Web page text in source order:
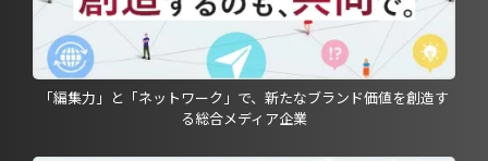
「編集力」と「ネットワーク」で、新たなブランド価値を創造す
る総合メディア企業